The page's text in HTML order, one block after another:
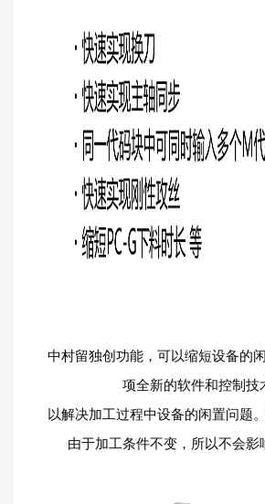
中村留独创功能，可以缩短设备的
项全新的软件和控制技
以解决加工过程中设备的闲置问题
由于加工条件不变，所以不会影